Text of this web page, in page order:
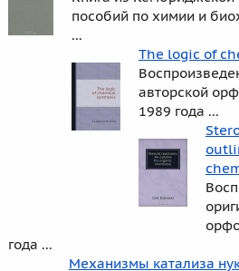
пособий по химии и
...
The logic of
авторской
1989 года ...
года ...
Механизмы катализа